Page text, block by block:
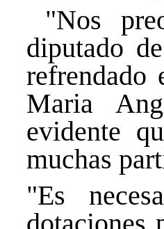
"Nos
diputado
refrendado
Maria
evidente
muchas
"Es